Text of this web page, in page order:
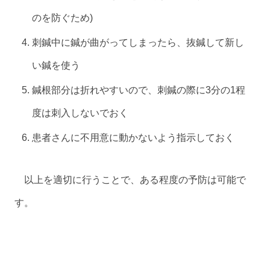
のを防ぐため)
刺鍼中に鍼が曲がってしまったら、抜鍼して新し
い鍼を使う
鍼根部分は折れやすいので、刺鍼の際に3分の1程
度は刺入しないでおく
患者さんに不用意に動かないよう指示しておく
以上を適切に行うことで、ある程度の予防は可能で
す。